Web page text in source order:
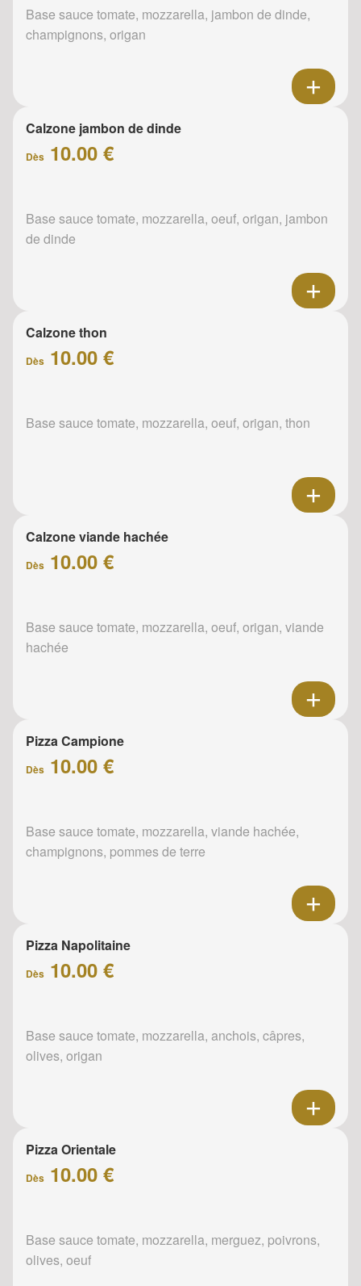
Base sauce tomate, mozzarella, jambon de dinde,
champignons, origan
Calzone jambon de dinde
Dès 10.00 €
Base sauce tomate, mozzarella, oeuf, origan, jambon
de dinde
Calzone thon
Dès 10.00 €
Base sauce tomate, mozzarella, oeuf, origan, thon
Calzone viande hachée
Dès 10.00 €
Base sauce tomate, mozzarella, oeuf, origan, viande
hachée
Pizza Campione
Dès 10.00 €
Base sauce tomate, mozzarella, viande hachée,
champignons, pommes de terre
Pizza Napolitaine
Dès 10.00 €
Base sauce tomate, mozzarella, anchois, câpres,
olives, origan
Pizza Orientale
Dès 10.00 €
Base sauce tomate, mozzarella, merguez, poivrons,
olives, oeuf